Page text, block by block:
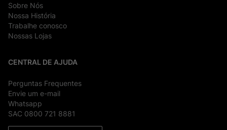
Sobre Nós
Nossa História
Trabalhe conosco
Nossas Lojas
CENTRAL DE AJUDA
Perguntas Frequentes
Envie um e-mail
Whatsapp
SAC 0800 721 8881